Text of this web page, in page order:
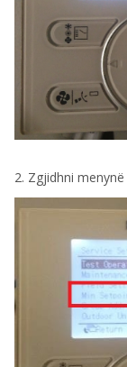
2. Zgjidhni